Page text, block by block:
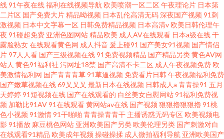
线91午夜在线福利在线视频导航 欧美喷潮一区二区午夜理论片 日本第
二片区 国产免费大片精品呦视频 日本乱伦高清无码深夜国产视频 91刺
激视频 日本中文字幕一区 日韩免费精品视频 日本高清v欧美日韩伦理午
夜 91碰超免费 亚洲色图网站精品欧美 成人AV在线观看 日本a级在线干
露脸熟女在线观看黄色网 成人抖音 爰上碰91 国产美女91视频 国产情侣
片97人人看 国产三级视频在线91免费视频精品 国产精品另类黄色AV网
站人 黄色91福利社 污网址18禁 国产高清不卡二区 成人午夜视频免费欧
美激情福利网 国产青青青草91草逼视频 免费看片日韩午夜视频福利免费
国产嫩草视频在线69叉叉叉 最新日本在线视频 日韩成人a 青青操91 五月
天婷婷91短视频在线 国产在线观看的 白丝美女自慰网站91福利免费视
频 加勒比91AV91在线观看黄网站av在线 国产视频 狠狠擼狠狠擼91桃
色小视频 91激情91干啪啪 青青操青青干 主播诱惑无码专区欧美视频电
影91播放 麻豆桃色网站 亚洲欧美国产另类欧美伦理另类 国产刺激对白
在线观看91精品 欧美成年视频 操碰操揉 成人微拍福利导航 亚洲欧美国产